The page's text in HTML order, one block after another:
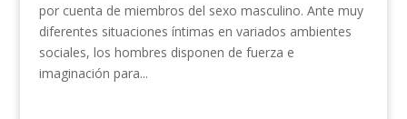
por cuenta de miembros del sexo masculino. Ante muy
diferentes situaciones íntimas en variados ambientes
sociales, los hombres disponen de fuerza e
imaginación para...